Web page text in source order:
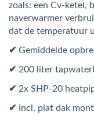
zoals: een Cv-ketel,
naverwarmer
dat de temperatuur
✔ Gemiddelde
✔ 200 liter
✔ 2x SHP-20
✔ Incl. plat dak